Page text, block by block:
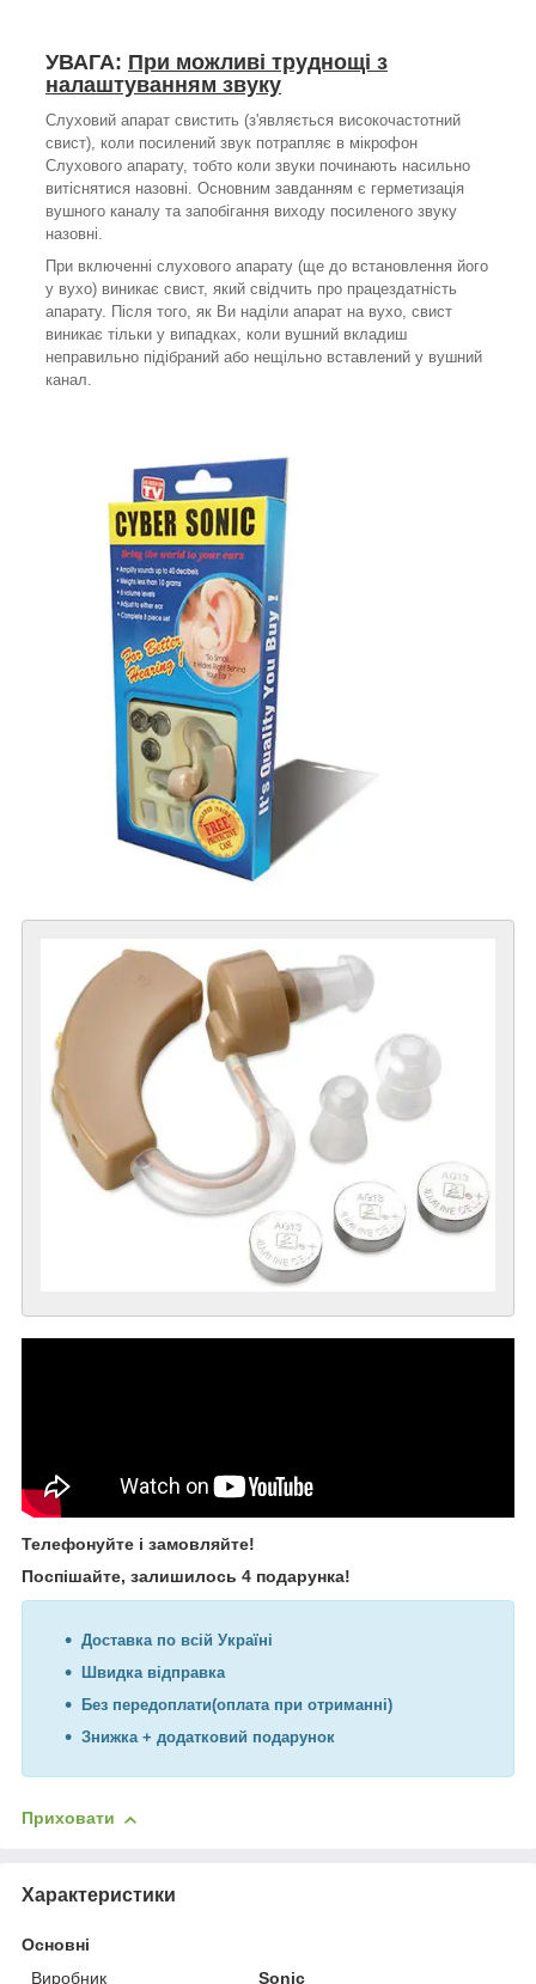
УВАГА: При можливі труднощі з
налаштуванням звуку
Слуховий апарат свистить (з'являється високочастотний
свист), коли посилений звук потрапляє в мікрофон
Слухового апарату, тобто коли звуки починають насильно
витіснятися назовні. Основним завданням є герметизація
вушного каналу та запобігання виходу посиленого звуку
назовні.
При включенні слухового апарату (ще до встановлення його
у вухо) виникає свист, який свідчить про працездатність
апарату. Після того, як Ви наділи апарат на вухо, свист
виникає тільки у випадках, коли вушний вкладиш
неправильно підібраний або нещільно вставлений у вушний
канал.
Телефонуйте і замовляйте!
Поспішайте, залишилось 4 подарунка!
Доставка по всій Україні
Швидка відправка
Без передоплати(оплата при отриманні)
Знижка + додатковий подарунок
Приховати
Характеристики
Основні
Виробник
Sonic